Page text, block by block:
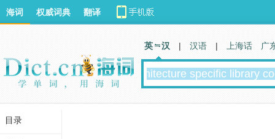
海词 权威词典 翻译
英 汉 | 汉语 | 上海话 广
目录